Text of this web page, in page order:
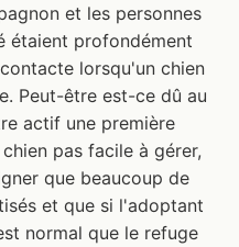
et les personnes
étaient profondément
lorsqu'un chien
Peut-être est-ce dû au
actif une première
pas facile à gérer,
que beaucoup de
et que si l'adoptant
normal que le refuge